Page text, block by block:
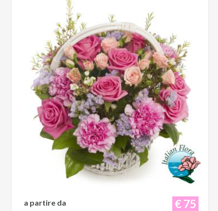
€ 75
a partire da